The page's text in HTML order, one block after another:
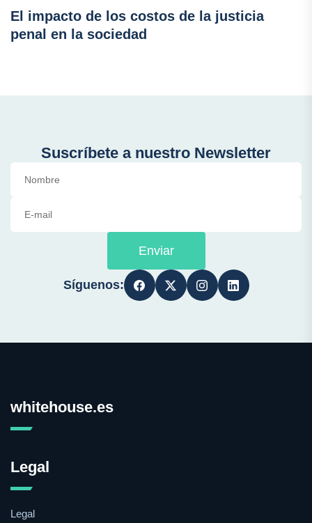
El impacto de los costos de la justicia
penal en la sociedad
Suscríbete a nuestro Newsletter
Enviar
Síguenos:
whitehouse.es
Legal
Legal